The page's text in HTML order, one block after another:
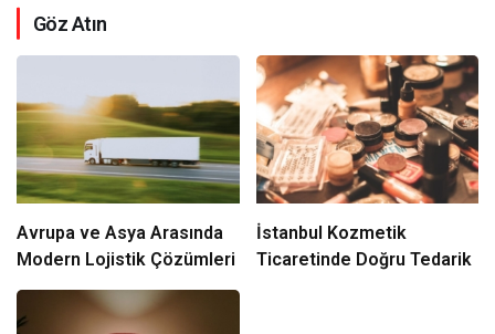
Göz Atın
Avrupa ve Asya Arasında
Modern Lojistik Çözümleri
İstanbul Kozmetik
Ticaretinde Doğru Tedarik